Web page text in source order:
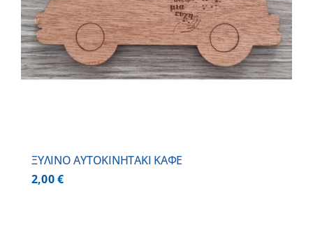
ΞΥΛΙΝΟ AYTOKINHTAKI ΚΑΦΕ
2,00€